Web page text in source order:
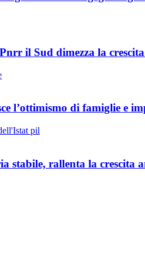
il Sud dimezza la
l’ottimismo di famiglie e
stabile, rallenta la crescita